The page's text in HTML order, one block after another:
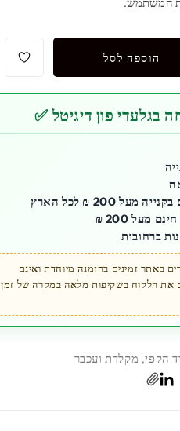
הוספה לסל
בגלעדי פון דיגיטל ✅
200 ₪ לכל הארץ
ברחובות
באתר זמינים בהזמנה מיוחדת ואינם
את הלקוח בשקיפות מלאה במקרה של זמן
הקפי, מקלדת ועכבר